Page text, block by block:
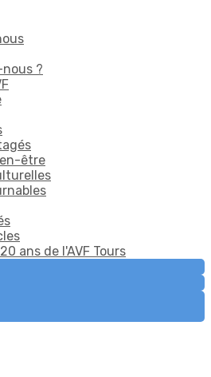
?
être
ans de l'AVF Tours